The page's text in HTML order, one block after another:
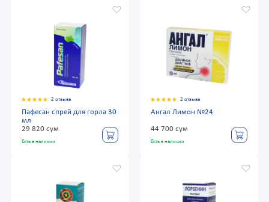
2 отзыва
Пафесан спрей для горла 30
мл
29 820 сум
Есть в наличии
2 отзыва
Ангал Лимон №24
44 700 сум
Есть в наличии